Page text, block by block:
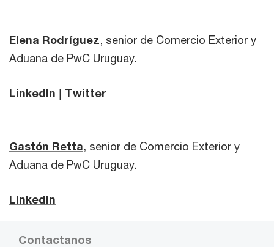
Elena Rodríguez, senior de Comercio Exterior y
Aduana de PwC Uruguay.
LinkedIn | Twitter
Gastón Retta, senior de Comercio Exterior y
Aduana de PwC Uruguay.
LinkedIn
Contactanos